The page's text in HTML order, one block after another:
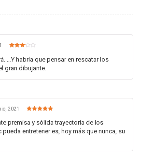
en 3de
5
…Y habría que pensar en rescatar los
gran dibujante.
2021
de 5
premisa y sólida trayectoria de los
pueda entretener es, hoy más que nunca, su